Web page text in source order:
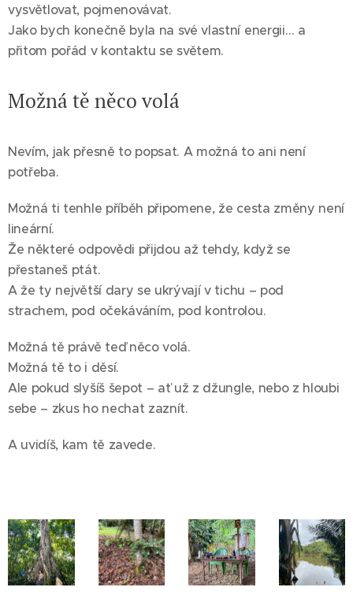
vysvětlovat, pojmenovávat.
Jako bych konečně byla na své vlastní energii… a
přitom pořád v kontaktu se světem.
Možná tě něco volá
Nevím, jak přesně to popsat. A možná to ani není
potřeba.
Možná ti tenhle příběh připomene, že cesta změny není
lineární.
Že některé odpovědi přijdou až tehdy, když se
přestaneš ptát.
A že ty největší dary se ukrývají v tichu – pod
strachem, pod očekáváním, pod kontrolou.
Možná tě právě teď něco volá.
Možná tě to i děsí.
Ale pokud slyšíš šepot – ať už z džungle, nebo z hloubi
sebe – zkus ho nechat zaznít.
A uvidíš, kam tě zavede.